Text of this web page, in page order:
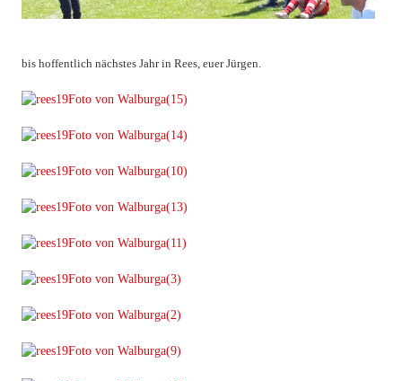
bis hoffentlich nächstes Jahr in Rees, euer Jürgen.